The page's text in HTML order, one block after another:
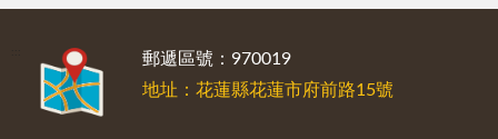
郵遞區號：970019
地址：花蓮縣花蓮市府前路15號